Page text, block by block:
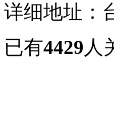
详细地址：
已有4429 人